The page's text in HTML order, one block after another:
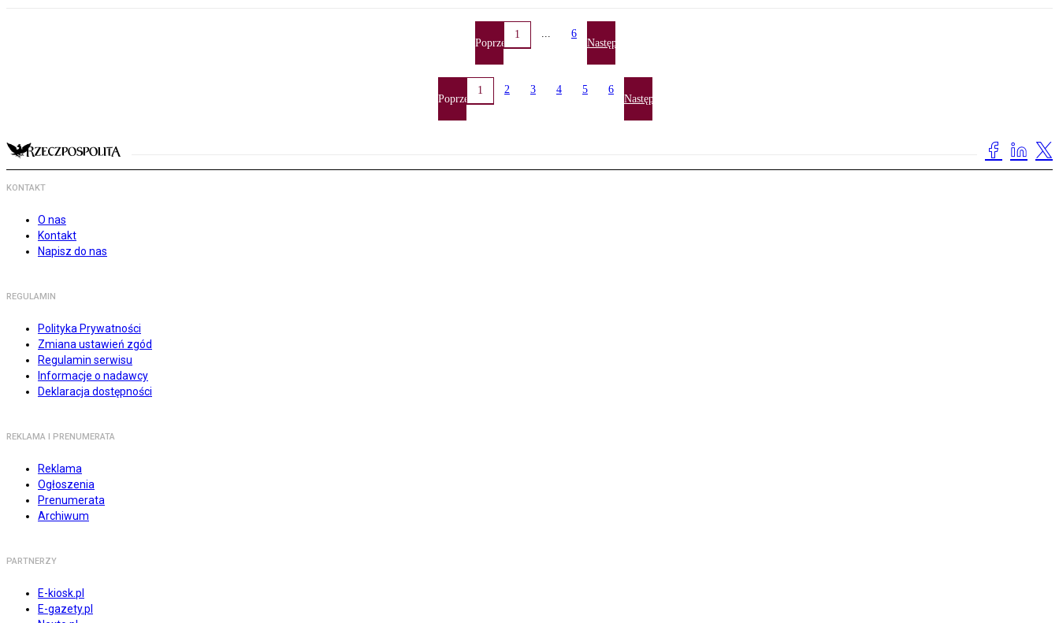
Poprzednia
1 ... 6
Następna
Poprzednia
1 2 3 4 5 6
Następna
KONTAKT
O nas
Kontakt
Napisz do nas
REGULAMIN
Polityka Prywatności
Zmiana ustawień zgód
Regulamin serwisu
Informacje o nadawcy
Deklaracja dostępności
REKLAMA I PRENUMERATA
Reklama
Ogłoszenia
Prenumerata
Archiwum
PARTNERZY
E-kiosk.pl
E-gazety.pl